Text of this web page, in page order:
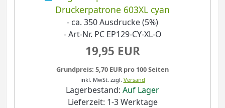
Druckerpatrone 603XL cyan
- ca. 350 Ausdrucke (5%)
- Art-Nr. PC EP129-CY-XL-O
19,95 EUR
Grundpreis: 5,70 EUR pro 100 Seiten
inkl. MwSt. zzgl. Versand
Lagerbestand: Auf Lager
Lieferzeit: 1-3 Werktage